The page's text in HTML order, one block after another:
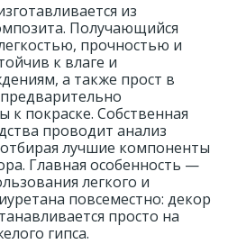
из
Получающийся
прочностью и
к влаге и
а также прост в
к покраске. Собственная
проводит анализ
лучшие компоненты
Главная особенность —
легкого и
повсеместно: декор
просто на
гипса.